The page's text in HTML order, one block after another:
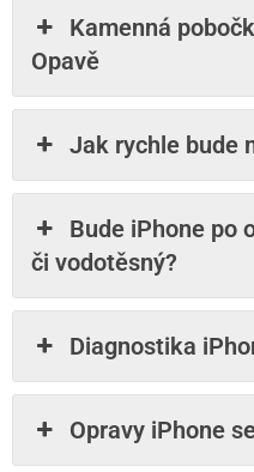
Kamenná
Opavě
Jak rychle bude
Bude iPhone po
či vodotěsný?
Diagnostika
Opravy iPhone